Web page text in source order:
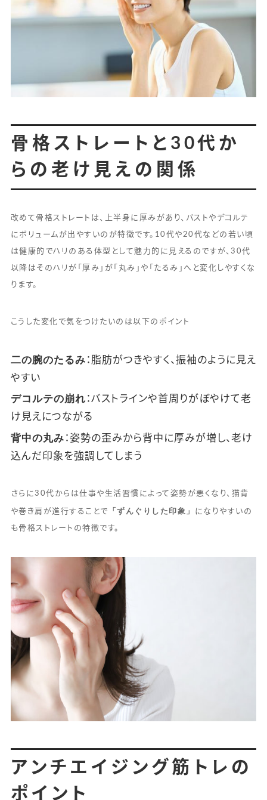
骨格ストレートと30代か
らの老け見えの関係
改めて骨格ストレートは、上半身に厚みがあり、バストやデコルテ
にボリュームが出やすいのが特徴です。10代や20代などの若い頃
は健康的でハリのある体型として魅力的に見えるのですが、30代
以降はそのハリが「厚み」が「丸み」や「たるみ」へと変化しやすくな
ります。
こうした変化で気をつけたいのは以下のポイント
二の腕のたるみ ：脂肪がつきやすく、振袖のように見え
やすい
デコルテの崩れ ：バストラインや首周りがぼやけて老
け見えにつながる
背中の丸み ：姿勢の歪みから背中に厚みが増し、老け
込んだ印象を強調してしまう
さらに30代からは仕事や生活習慣によって姿勢が悪くなり、猫背
や巻き肩が進行することで 「ずんぐりした印象」 になりやすいの
も骨格ストレートの特徴です。
アンチエイジング筋トレの
ポイント